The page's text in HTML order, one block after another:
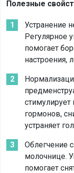
Полезные
Устранение
Регулярное
помогает
настроения,
гормонов,
устраняет
Облегчение
молочнице.
помогает